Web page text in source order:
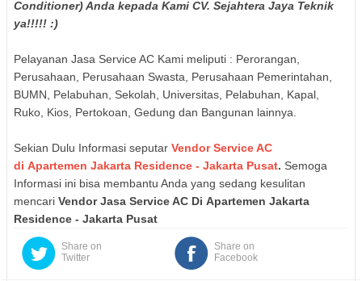
Conditioner) Anda kepada Kami CV. Sejahtera Jaya Teknik
ya!!!!! :)
Pelayanan Jasa Service AC Kami meliputi : Perorangan,
Perusahaan, Perusahaan Swasta, Perusahaan Pemerintahan,
BUMN, Pelabuhan, Sekolah, Universitas, Pelabuhan, Kapal,
Ruko, Kios, Pertokoan, Gedung dan Bangunan lainnya.
Sekian Dulu Informasi seputar Vendor Service AC
di Apartemen Jakarta Residence - Jakarta Pusat. Semoga
Informasi ini bisa membantu Anda yang sedang kesulitan
mencari Vendor Jasa Service AC Di Apartemen Jakarta
Residence - Jakarta Pusat
Share on
Facebook
Share on
Twitter